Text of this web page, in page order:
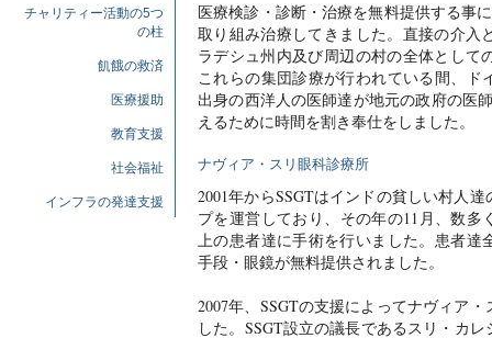
医療検診・診断・治療を無料提供する事
取り組み治療してきました。直接の介入
ラデシュ州内及び周辺の村の全体として
これらの集団診療が行われている間、ド
出身の西洋人の医師達が地元の政府の医
えるために時間を割き奉仕をしました。
ナヴィア・スリ眼科診療所
2001年からSSGTはインドの貧しい村人
プを運営しており、その年の11月、数多
上の患者達に手術を行いました。患者達
手段・眼鏡が無料提供されました。
2007年、SSGTの支援によってナヴィア
した。SSGT設立の議長であるスリ・カ
チャリティー活動の5つ
の柱
飢餓の救済
医療援助
教育支援
社会福祉
インフラの発達支援